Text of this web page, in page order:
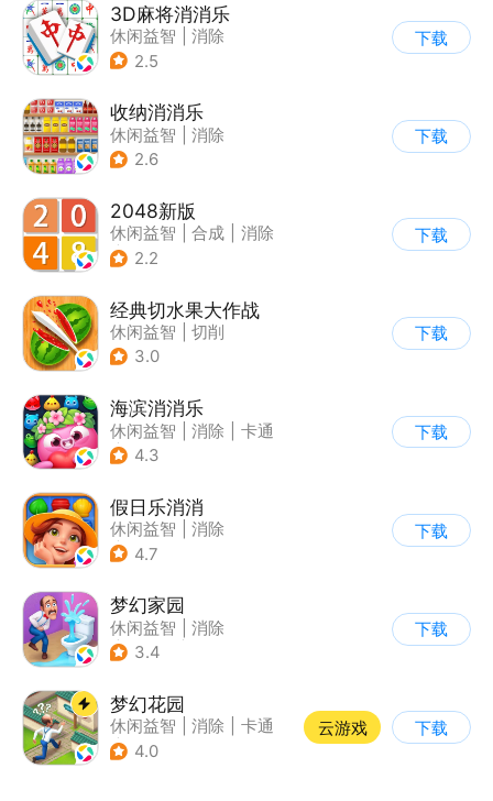
3D麻将消消乐
休闲益智
消除
2.5
下载
收纳消消乐
休闲益智
消除
2.6
下载
2048新版
休闲益智 合成
消除
| 2048
2.2
下载
经典切水果大作战
休闲益智
切削
3.0
下载
海滨消消乐
休闲益智 消除
卡通
| 乐元素
4.3
下载
假日乐消消
休闲益智
消除
| 乐元素
4.7
下载
梦幻家园
休闲益智
消除
| 女性向
3.4
下载
梦幻花园
休闲益智 消除
卡通
| 创梦天地
4.0
云游戏 下载